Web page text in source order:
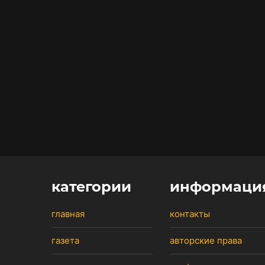
категории
главная
газета
контакты
авторские права